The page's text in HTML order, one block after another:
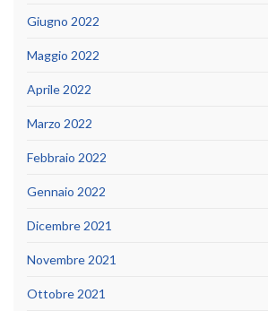
Giugno 2022
Maggio 2022
Aprile 2022
Marzo 2022
Febbraio 2022
Gennaio 2022
Dicembre 2021
Novembre 2021
Ottobre 2021